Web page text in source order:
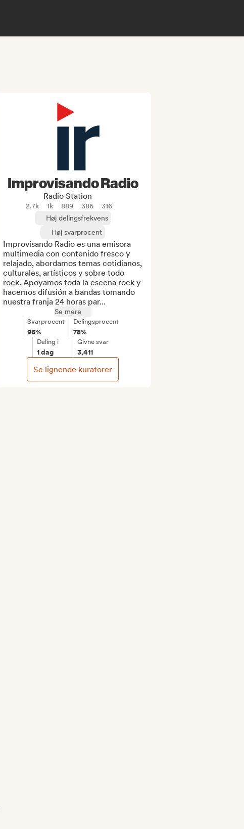
Improvisando Radio
Radio Station
2.7k 1k 889 386
316
Høj delingsfrekvens
Høj svarprocent
Improvisando Radio es una emisora
multimedia con contenido fresco y
relajado, abordamos temas cotidianos,
culturales, artísticos y sobre todo
rock. Apoyamos toda la escena rock y
hacemos difusión a bandas tomando
nuestra franja 24 horas par...
Se mere
Svarprocent
96%
Delingsprocent
78%
Deling i
1 dag
Givne svar
3,411
Se lignende kuratorer